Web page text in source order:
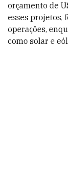
orçamento de
esses projetos,
operações,
como solar e